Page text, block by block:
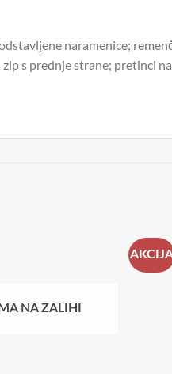
naramenice;
s prednje strane; pretinci
NA ZALIHI